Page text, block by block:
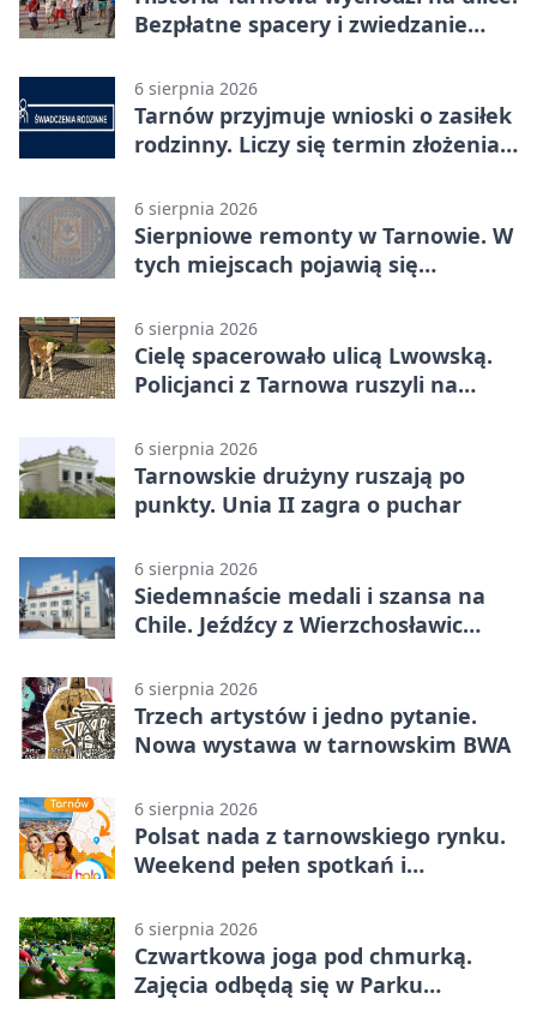
Bezpłatne spacery i zwiedzanie
6 sierpnia 2026
Tarnów przyjmuje wnioski o zasiłek
rodzinny. Liczy się termin złożenia
6 sierpnia 2026
Sierpniowe remonty w Tarnowie. W
tych miejscach pojawią się
6 sierpnia 2026
Cielę spacerowało ulicą Lwowską.
Policjanci z Tarnowa ruszyli na
6 sierpnia 2026
Tarnowskie drużyny ruszają po
punkty. Unia II zagra o puchar
6 sierpnia 2026
Siedemnaście medali i szansa na
Chile. Jeźdźcy z Wierzchosławic
6 sierpnia 2026
Trzech artystów i jedno pytanie.
Nowa wystawa w tarnowskim BWA
6 sierpnia 2026
Polsat nada z tarnowskiego rynku.
Weekend pełen spotkań i
6 sierpnia 2026
Czwartkowa joga pod chmurką.
Zajęcia odbędą się w Parku